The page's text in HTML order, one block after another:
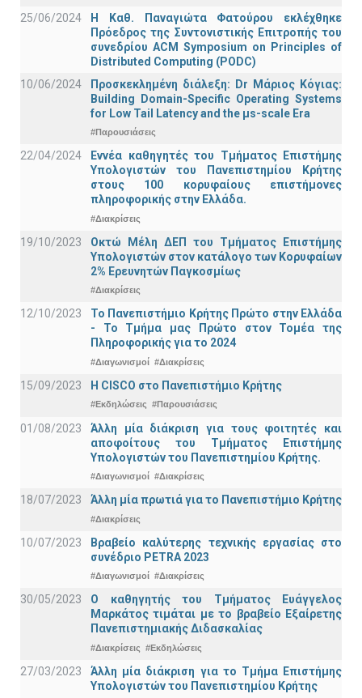
25/06/2024
Η Καθ. Παναγιώτα Φατούρου εκλέχθηκε
Πρόεδρος της Συντονιστικής Επιτροπής του
συνεδρίου ACM Symposium on Principles of
Distributed Computing (PODC)
10/06/2024
Προσκεκλημένη διάλεξη: Dr Μάριος Κόγιας:
Building Domain-Specific Operating Systems
for Low Tail Latency and the μs-scale Era
#Παρουσιάσεις
22/04/2024
Εννέα καθηγητές του Τμήματος Επιστήμης
Υπολογιστών του Πανεπιστημίου Κρήτης
στους 100 κορυφαίους επιστήμονες
πληροφορικής στην Ελλάδα.
#Διακρίσεις
19/10/2023
Οκτώ Μέλη ΔΕΠ του Τμήματος Επιστήμης
Υπολογιστών στον κατάλογο των Κορυφαίων
2% Ερευνητών Παγκοσμίως
#Διακρίσεις
12/10/2023
Το Πανεπιστήμιο Κρήτης Πρώτο στην Ελλάδα
- Το Τμήμα μας Πρώτο στον Τομέα της
Πληροφορικής για το 2024
#Διαγωνισμοί #Διακρίσεις
15/09/2023 Η CISCO στο Πανεπιστήμιο Κρήτης
#Εκδηλώσεις #Παρουσιάσεις
01/08/2023
Άλλη μία διάκριση για τους φοιτητές και
αποφοίτους του Τμήματος Επιστήμης
Υπολογιστών του Πανεπιστημίου Κρήτης.
#Διαγωνισμοί #Διακρίσεις
18/07/2023 Άλλη μία πρωτιά για το Πανεπιστήμιο Κρήτης
#Διακρίσεις
10/07/2023
Βραβείο καλύτερης τεχνικής εργασίας στο
συνέδριο PETRA 2023
#Διαγωνισμοί #Διακρίσεις
30/05/2023
Ο καθηγητής του Τμήματος Ευάγγελος
Μαρκάτος τιμάται με το βραβείο Εξαίρετης
Πανεπιστημιακής Διδασκαλίας
#Διακρίσεις #Εκδηλώσεις
27/03/2023
Άλλη μία διάκριση για το Τμήμα Επιστήμης
Υπολογιστών του Πανεπιστημίου Κρήτης